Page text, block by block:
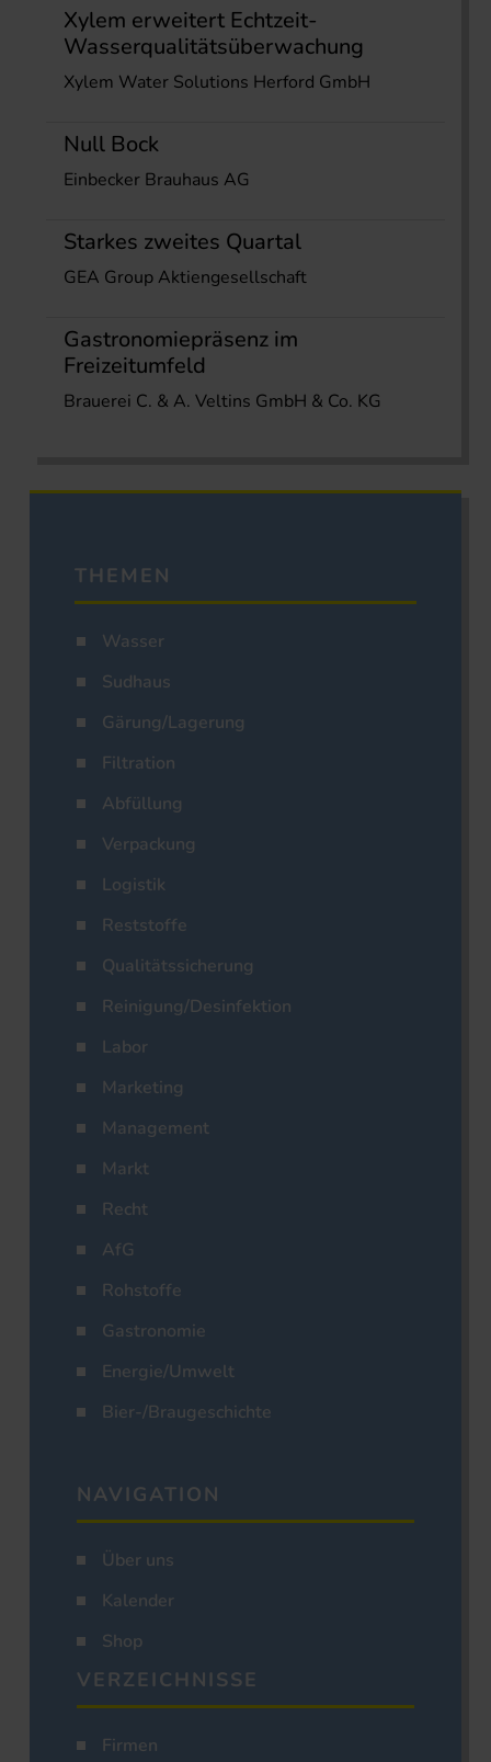
Xylem erweitert Echtzeit-
Wasserqualitätsüberwachung
Xylem Water Solutions Herford GmbH
Null Bock
Einbecker Brauhaus AG
Starkes zweites Quartal
GEA Group Aktiengesellschaft
Gastronomiepräsenz im
Freizeitumfeld
Brauerei C. & A. Veltins GmbH & Co. KG
THEMEN
Wasser
Sudhaus
Gärung/Lagerung
Filtration
Abfüllung
Verpackung
Logistik
Reststoffe
Qualitätssicherung
Reinigung/Desinfektion
Labor
Marketing
Management
Markt
Recht
AfG
Rohstoffe
Gastronomie
Energie/Umwelt
Bier-/Braugeschichte
NAVIGATION
Über uns
Kalender
Shop
VERZEICHNISSE
Firmen